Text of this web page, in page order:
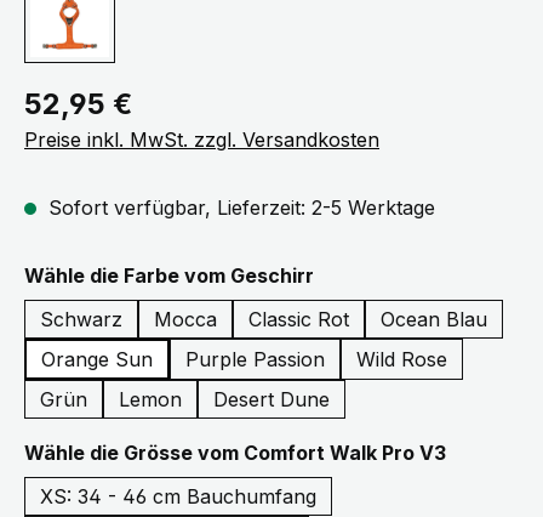
Regulärer Preis:
52,95 €
Preise inkl. MwSt. zzgl. Versandkosten
Sofort verfügbar, Lieferzeit: 2-5 Werktage
Wähle die Farbe vom Geschirr
Schwarz
Mocca Classic Rot
Ocean Blau
Orange Sun
Purple Passion
Wild Rose
Grün
Lemon Desert Dune
Wähle die Grösse vom Comfort Walk Pro V3
XS: 34 - 46 cm Bauchumfang